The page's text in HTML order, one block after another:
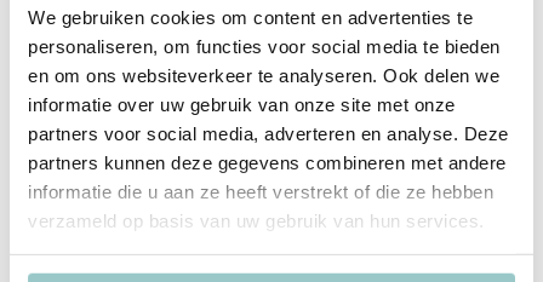
We gebruiken cookies om content en advertenties te
personaliseren, om functies voor social media te bieden
en om ons websiteverkeer te analyseren. Ook delen we
informatie over uw gebruik van onze site met onze
partners voor social media, adverteren en analyse. Deze
partners kunnen deze gegevens combineren met andere
informatie die u aan ze heeft verstrekt of die ze hebben
verzameld op basis van uw gebruik van hun services.
Atelier Pierre Junior® is een uniek merk van originele
interieuraccessoires en geschenken voor unieke gebeurtenissen,
met respect voor traditie, mens en omgeving. Creativiteit, kwaliteit
en duurzaamheid staan bij Atelier Pierre Junior® voorop. De
geschenken & accessoires geven aan unieke belevenissen een
extra dimensie en laten familie en vrienden nog een tijdlang
nagenieten.